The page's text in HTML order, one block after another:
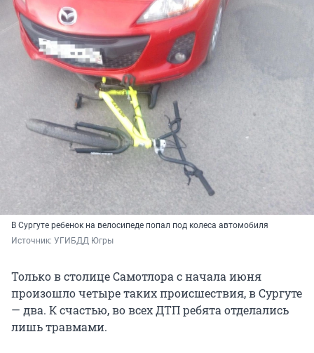
В Сургуте ребенок на велосипеде попал под колеса автомобиля
Источник: УГИБДД Югры
Только в столице Самотлора с начала июня
произошло четыре таких происшествия, в Сургуте
— два. К счастью, во всех ДТП ребята отделались
лишь травмами.